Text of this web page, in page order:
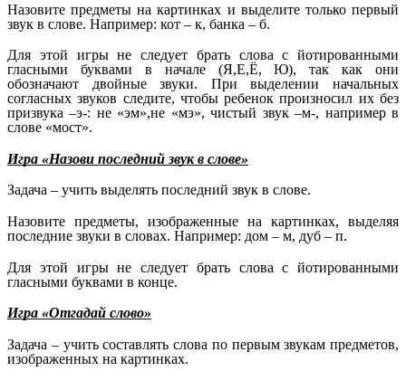
Назовите предметы на картинках и выделите только первый
звук в слове. Например: кот – к, банка – б.
Для этой игры не следует брать слова с йотированными
гласными буквами в начале (Я,Е,Ё, Ю), так как они
обозначают двойные звуки. При выделении начальных
согласных звуков следите, чтобы ребенок произносил их без
призвука –э-: не «эм»,не «мэ», чистый звук –м-, например в
слове «мост».
Игра «Назови последний звук в слове»
Задача – учить выделять последний звук в слове.
Назовите предметы, изображенные на картинках, выделяя
последние звуки в словах. Например: дом – м, дуб – п.
Для этой игры не следует брать слова с йотированными
гласными буквами в конце.
Игра «Отгадай слово»
Задача – учить составлять слова по первым звукам предметов,
изображенных на картинках.